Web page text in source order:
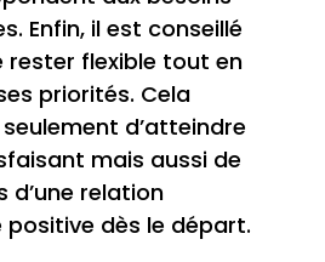
Enfin, il est conseillé
rester flexible tout en
priorités. Cela
d’atteindre
mais aussi de
d’une relation
positive dès le départ.